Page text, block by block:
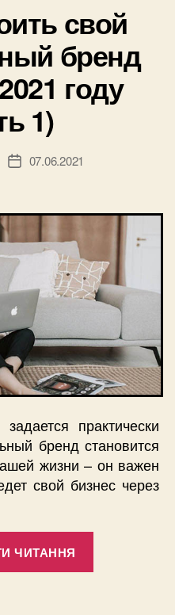
свой
бренд
году
1)
Дата07.06.2021
практически
бренд становится
жизни – он важен
свой бизнес через
ЧИТАННЯ